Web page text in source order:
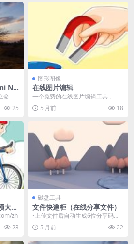
Na
命令
alph
25
图形图像
在线图片编辑
一个免费的在线图片编辑工具，提
供多种强大的功能，包括图片自由
编辑、长图无缝拼接、...
5 月前 18
大
zh
23
磁盘工具
文件快递柜（在线分享文件）
•上传文件后自动生成6位分享码和
分享链接 •文件默认保留24小时，
超期自动删除 ...
5 月前 22